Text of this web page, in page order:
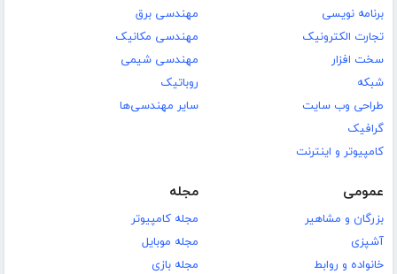
برنامه نویسی
تجارت الکترونیک
سخت افزار
شبکه
طراحی وب سایت
گرافیک
کامپیوتر و اینترنت
مهندسی برق
مهندسی مکانیک
مهندسی شیمی
روباتیک
سایر مهندسی‌ها
عمومی
بزرگان و مشاهیر
آشپزی
خانواده و روابط
مجله
مجله کامپیوتر
مجله موبایل
مجله بازی